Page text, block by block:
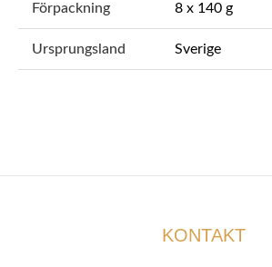
Förpackning 8 x 140 g
Ursprungsland Sverige
KONTAKT